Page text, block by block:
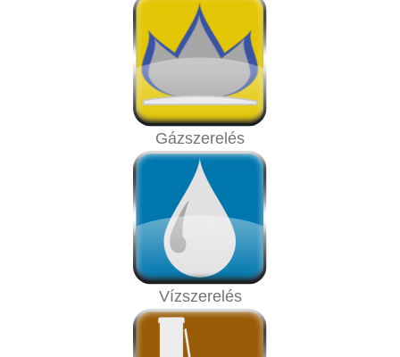
Gázszerelés
Vízszerelés